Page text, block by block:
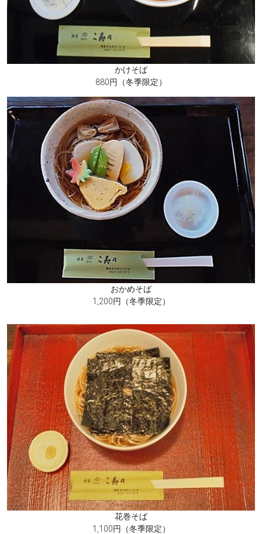
かけそば
880円（冬季限定）
おかめそば
1,200円（冬季限定）
花巻そば
1,100円（冬季限定）